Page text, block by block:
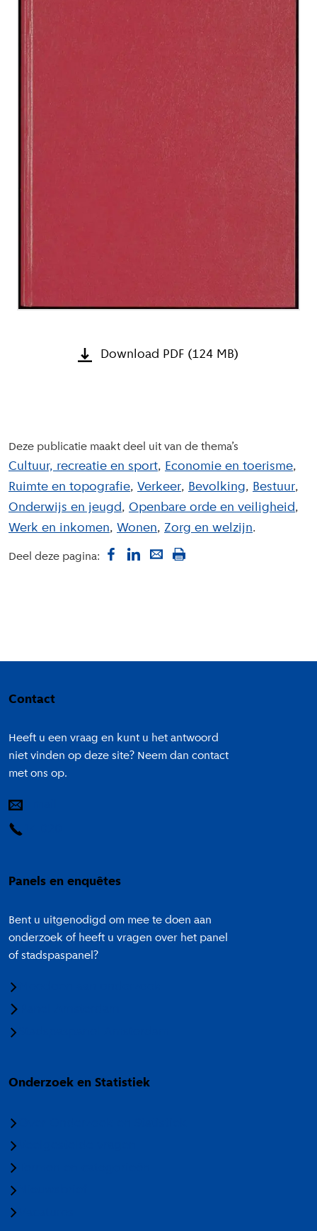
Download PDF (124 MB)
Deze publicatie maakt deel uit van de thema’s
Cultuur, recreatie en sport Economie en toerisme
Ruimte en topografie Verkeer Bevolking
Bestuur
Onderwijs en jeugd Openbare orde en veiligheid
Werk en inkomen
Wonen Zorg en welzijn
Deel deze pagina:
Contact
Heeft u een vraag en kunt u het antwoord
niet vinden op deze site? Neem dan contact
met ons op.
Panels en enquêtes
Bent u uitgenodigd om mee te doen aan
onderzoek of heeft u vragen over het panel
of stadspaspanel?
Onderzoek en Statistiek